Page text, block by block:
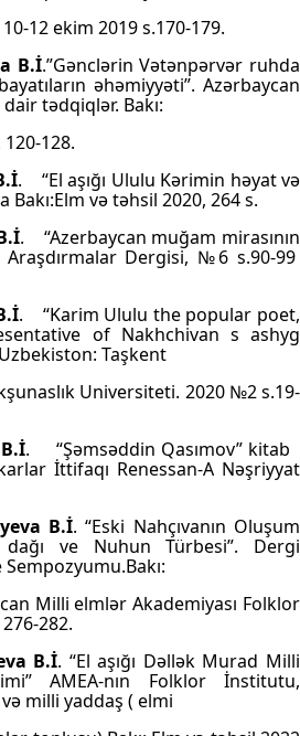
12 ekim 2019 s.170-179.
B.İ.”Gənclərin Vətənpərvər ruhda
əhəmiyyəti”. Azərbaycan
tədqiqlər. Bakı:
128.
.
“El aşığı Ululu Kərimin həyat və
Bakı:Elm və təhsil 2020, 264 s.
.
“Azerbaycan muğam mirasının
Dergisi, №6 s.90-99
.
“Karim Ululu the popular poet,
of Nakhchivan s ashyg
Taşkent
Universiteti. 2020 №2 s.19-
.
“Şəmsəddin Qasımov” kitab
İttifaqı Renessan-A Nəşriyyat
B.İ. “Eski Nahçıvanın Oluşum
dağı ve Nuhun Türbesi”. Dergi
Milli elmlər Akademiyası Folklor
282.
B.İ. “El aşığı Dəllək Murad Milli
AMEA-nın Folklor İnstitutu,
milli yaddaş ( elmi